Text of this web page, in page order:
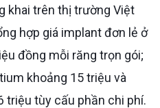
hợp giá implant đơn lẻ ở
đồng mỗi răng trọn gói;
khoảng 15 triệu và
triệu tùy cấu phần chi phí.